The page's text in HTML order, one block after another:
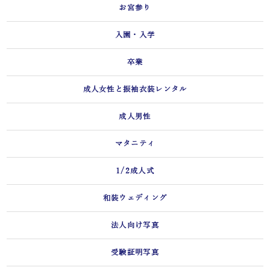
お宮参り
入園・入学
卒業
成人女性と振袖衣装レンタル
成人男性
マタニティ
1/2成人式
和装ウェディング
法人向け写真
受験証明写真